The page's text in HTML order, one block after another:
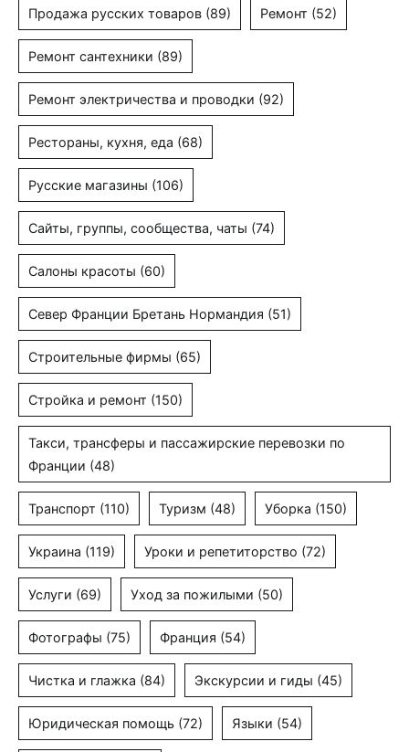
Продажа русских товаров (89) Ремонт (52)
Ремонт сантехники (89)
Ремонт электричества и проводки (92)
Рестораны, кухня, еда (68)
Русские магазины (106)
Сайты, группы, сообщества, чаты (74)
Салоны красоты (60)
Север Франции Бретань Нормандия (51)
Строительные фирмы (65)
Стройка и ремонт (150)
Такси, трансферы и пассажирские перевозки по
Франции (48)
Транспорт (110) Туризм (48) Уборка (150)
Украина (119) Уроки и репетиторство (72)
Услуги (69) Уход за пожилыми (50)
Фотографы (75) Франция (54)
Чистка и глажка (84) Экскурсии и гиды (45)
Юридическая помощь (72) Языки (54)